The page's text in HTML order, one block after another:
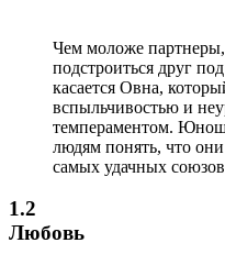
Чем моложе
подстроиться друг
касается Овна,
вспыльчивостью и
темпераментом.
людям понять, что
самых удачных
1.2
Любовь